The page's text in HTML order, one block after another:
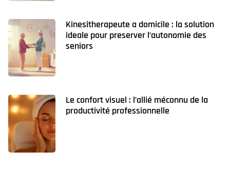
Kinesitherapeute a domicile : la solution
ideale pour preserver l’autonomie des
seniors
Le confort visuel : l’allié méconnu de la
productivité professionnelle